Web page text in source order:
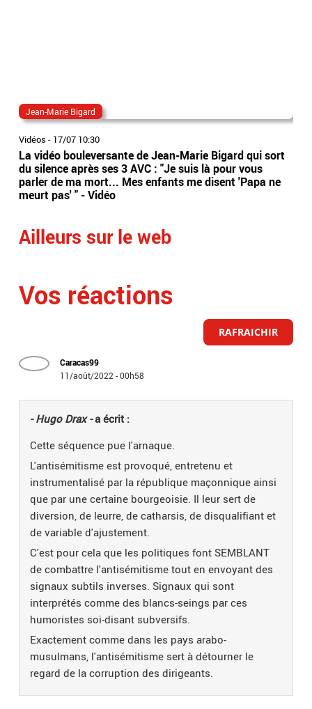
Jean-Marie Bigard
Vidéos - 17/07 10:30
La vidéo bouleversante de Jean-Marie Bigard qui sort
du silence après ses 3 AVC : "Je suis là pour vous
parler de ma mort... Mes enfants me disent 'Papa ne
meurt pas' " - Vidéo
Ailleurs sur le web
Vos réactions
RAFRAICHIR
Caracas99
11/août/2022 - 00h58
- Hugo Drax -a écrit :
Cette séquence pue l'arnaque.
L'antisémitisme est provoqué, entretenu et
instrumentalisé par la république maçonnique ainsi
que par une certaine bourgeoisie. Il leur sert de
diversion, de leurre, de catharsis, de disqualifiant et
de variable d'ajustement.
C'est pour cela que les politiques font SEMBLANT
de combattre l'antisémitisme tout en envoyant des
signaux subtils inverses. Signaux qui sont
interprétés comme des blancs-seings par ces
humoristes soi-disant subversifs.
Exactement comme dans les pays arabo-
musulmans, l'antisémitisme sert à détourner le
regard de la corruption des dirigeants.